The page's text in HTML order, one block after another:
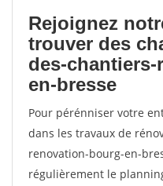
Rejoignez
trouver des
des-
en-bresse
Pour pérénniser votre
dans les travaux de
renovation-bourg-en-
régulièrement le